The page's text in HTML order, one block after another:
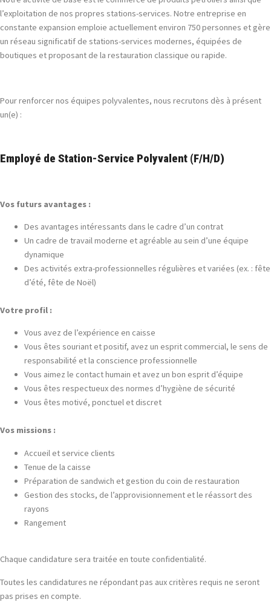
l’exploitation de nos propres stations-services. Notre entreprise en
constante expansion emploie actuellement environ 750 personnes et gère
un réseau significatif de stations-services modernes, équipées de
boutiques et proposant de la restauration classique ou rapide.
Pour renforcer nos équipes polyvalentes, nous recrutons dès à présent
un(e) :
Employé de Station-Service Polyvalent (F/H/D)
Vos futurs avantages :
Des avantages intéressants dans le cadre d’un contrat
Un cadre de travail moderne et agréable au sein d’une équipe
dynamique
Des activités extra-professionnelles régulières et variées (ex. : fête
d’été, fête de Noël)
Votre profil :
Vous avez de l’expérience en caisse
Vous êtes souriant et positif, avez un esprit commercial, le sens de
responsabilité et la conscience professionnelle
Vous aimez le contact humain et avez un bon esprit d’équipe
Vous êtes respectueux des normes d’hygiène de sécurité
Vous êtes motivé, ponctuel et discret
Vos missions :
Accueil et service clients
Tenue de la caisse
Préparation de sandwich et gestion du coin de restauration
Gestion des stocks, de l’approvisionnement et le réassort des
rayons
Rangement
Chaque candidature sera traitée en toute confidentialité.
Toutes les candidatures ne répondant pas aux critères requis ne seront
pas prises en compte.